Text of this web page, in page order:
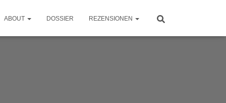
ABOUT DOSSIER REZENSIONEN